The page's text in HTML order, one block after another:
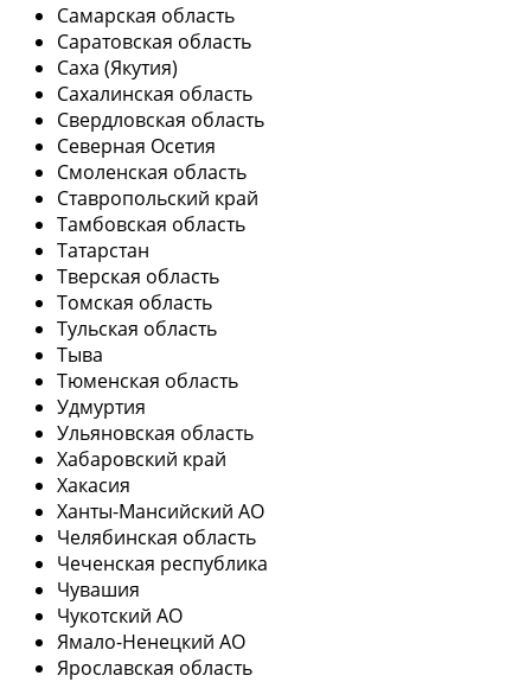
Самарская область
Саратовская область
Саха (Якутия)
Сахалинская область
Свердловская область
Северная Осетия
Смоленская область
Ставропольский край
Тамбовская область
Татарстан
Тверская область
Томская область
Тульская область
Тыва
Тюменская область
Удмуртия
Ульяновская область
Хабаровский край
Хакасия
Ханты-Мансийский АО
Челябинская область
Чеченская республика
Чувашия
Чукотский АО
Ямало-Ненецкий АО
Ярославская область